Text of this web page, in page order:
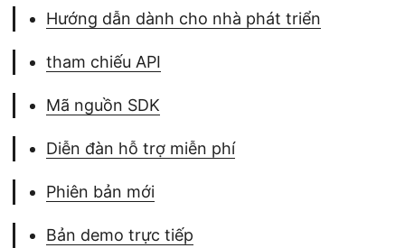
Hướng dẫn dành cho nhà phát triển
tham chiếu API
Mã nguồn SDK
Diễn đàn hỗ trợ miễn phí
Phiên bản mới
Bản demo trực tiếp